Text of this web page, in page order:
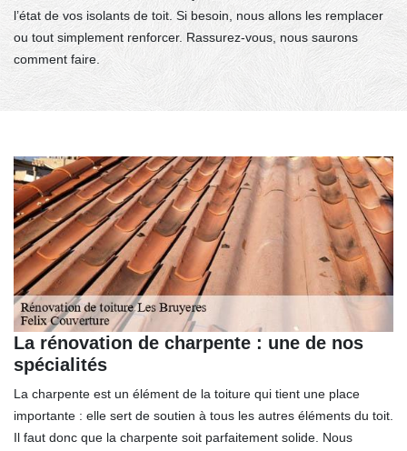
l’état de vos isolants de toit. Si besoin, nous allons les remplacer
ou tout simplement renforcer. Rassurez-vous, nous saurons
comment faire.
La rénovation de charpente : une de nos
spécialités
La charpente est un élément de la toiture qui tient une place
importante : elle sert de soutien à tous les autres éléments du toit.
Il faut donc que la charpente soit parfaitement solide. Nous